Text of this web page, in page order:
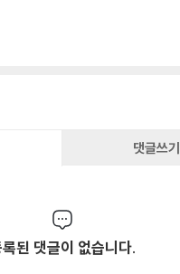
댓글쓰기
된 댓글이 없습니다.